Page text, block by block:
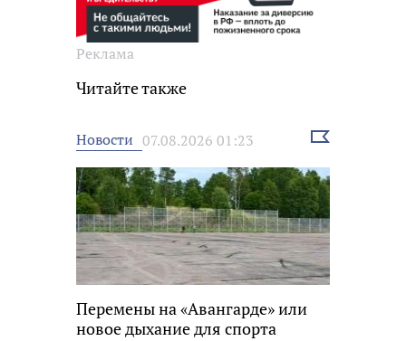
Реклама
Читайте также
Новости 07.08.2026 01:23
Выбрать
Перемены на «Авангарде» или
новое дыхание для спорта